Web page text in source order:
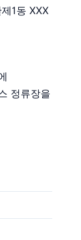
1동 XXX
정류장을